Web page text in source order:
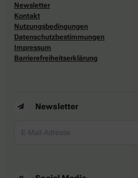
Newsletter
Kontakt
Nutzungsbedingungen
Datenschutzbestimmungen
Impressum
Barrierefreiheitserklärung
Newsletter